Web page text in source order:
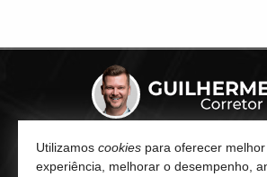
Qualquer dúvida que
atender de maneira ágil e
Utilizamos cookies para oferecer melhor
experiência, melhorar o desempenho,